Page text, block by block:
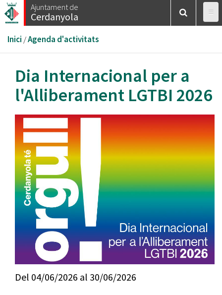
Vés
al
Ajuntament de
Cerdanyola
Esteu
aquí
Inici /Agenda d'activitats
Dia Internacional per a
l'Alliberament LGTBI 2026
Del 04/06/2026 al 30/06/2026